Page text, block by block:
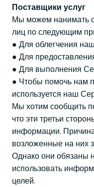
Поставщики услуг
Мы можем нанимать
лиц по следующим
● Для облегчения
● Для
● Для выполнения
● Чтобы помочь нам
используется наш
Мы хотим сообщить
что эти третьи
информации.
возложенные на них
Однако они обязаны
использовать
целей.